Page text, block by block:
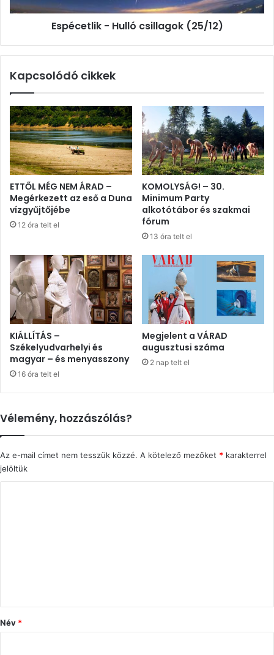
Espécetlik - Hulló csillagok (25/12)
Kapcsolódó cikkek
ETTŐL MÉG NEM ÁRAD –
Megérkezett az eső a Duna
vízgyűjtőjébe
12 óra telt el
KOMOLYSÁG! – 30.
Minimum Party
alkotótábor és szakmai
fórum
13 óra telt el
KIÁLLÍTÁS –
Székelyudvarhelyi és
magyar – és menyasszony
16 óra telt el
Megjelent a VÁRAD
augusztusi száma
2 nap telt el
Vélemény, hozzászólás?
Az e-mail címet nem tesszük közzé. A kötelező mezőket * karakterrel
jelöltük
ó
Név *